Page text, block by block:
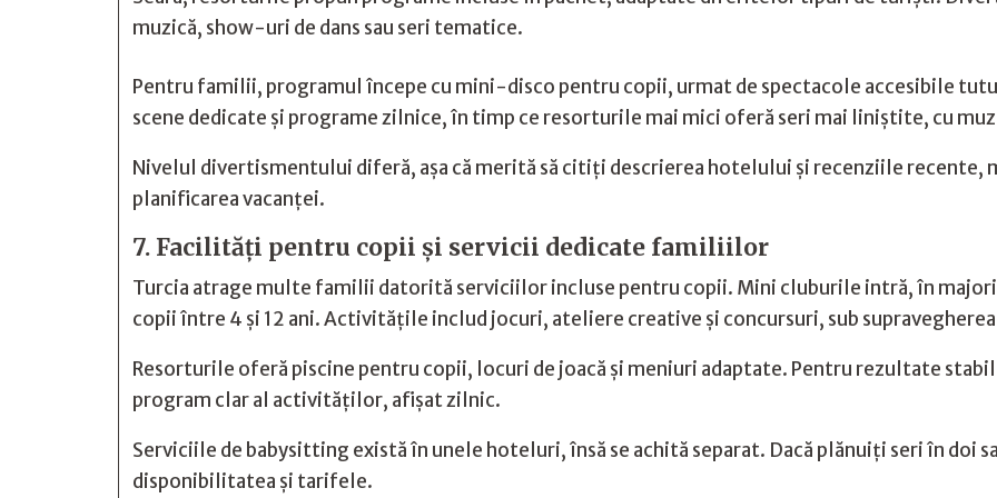
muzică, show-uri de dans sau seri tematice.
Pentru familii, programul începe cu mini-disco pentru copii, urmat de spectacole accesibile
scene dedicate și programe zilnice, în timp ce resorturile mai mici oferă seri mai liniștite, cu
Nivelul divertismentului diferă, așa că merită să citiți descrierea hotelului și recenziile recente,
planificarea vacanței.
7. Facilități pentru copii și servicii dedicate familiilor
Turcia atrage multe familii datorită serviciilor incluse pentru copii. Mini cluburile intră, în
copii între 4 și 12 ani. Activitățile includ jocuri, ateliere creative și concursuri, sub
Resorturile oferă piscine pentru copii, locuri de joacă și meniuri adaptate. Pentru rezultate
program clar al activităților, afișat zilnic.
Serviciile de babysitting există în unele hoteluri, însă se achită separat. Dacă plănuiți seri în doi
disponibilitatea și tarifele.